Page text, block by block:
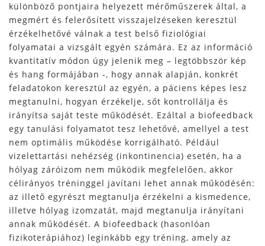
különböző pontjaira helyezett mérőműszerek által, a
megmért és felerősített visszajelzéseken keresztül
érzékelhetővé válnak a test belső fiziológiai
folyamatai a vizsgált egyén számára. Ez az információ
kvantitatív módon úgy jelenik meg – legtöbbször kép
és hang formájában -, hogy annak alapján, konkrét
feladatokon keresztül az egyén, a páciens képes lesz
megtanulni, hogyan érzékelje, sőt kontrollálja és
irányítsa saját teste működését. Ezáltal a biofeedback
egy tanulási folyamatot tesz lehetővé, amellyel a test
nem optimális működése korrigálható. Például
vizelettartási nehézség (inkontinencia) esetén, ha a
hólyag záróizom nem működik megfelelően, akkor
célirányos tréninggel javítani lehet annak működésén:
az illető egyrészt megtanulja érzékelni a kismedence,
illetve hólyag izomzatát, majd megtanulja irányítani
annak működését. A biofeedback (hasonlóan
fizikoterápiához) leginkább egy tréning, amely az